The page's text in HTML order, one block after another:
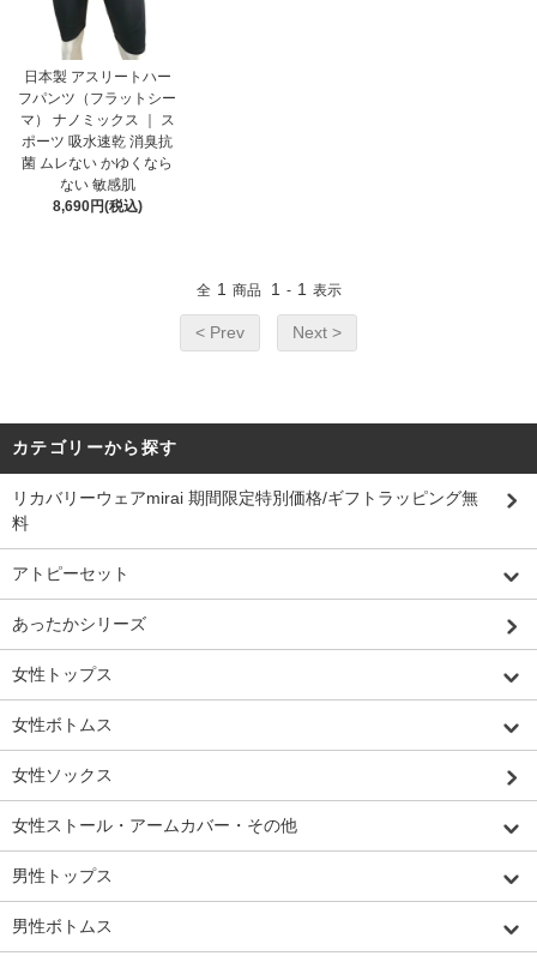
日本製 アスリートハー
フパンツ（フラットシー
マ） ナノミックス ｜ ス
ポーツ 吸水速乾 消臭抗
菌 ムレない かゆくなら
ない 敏感肌
8,690円(税込)
全 1 商品 1 - 1 表示
< Prev Next >
カテゴリーから探す
リカバリーウェアmirai 期間限定特別価格/ギフトラッピング無
料
アトピーセット
あったかシリーズ
女性トップス
女性ボトムス
女性ソックス
女性ストール・アームカバー・その他
男性トップス
男性ボトムス